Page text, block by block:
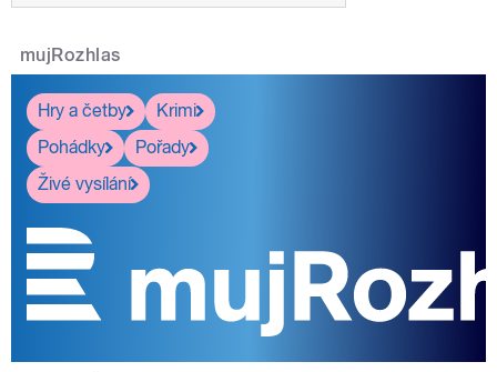
mujRozhlas
Hry a četby
Krimi
Pohádky
Pořady
Živé vysílání